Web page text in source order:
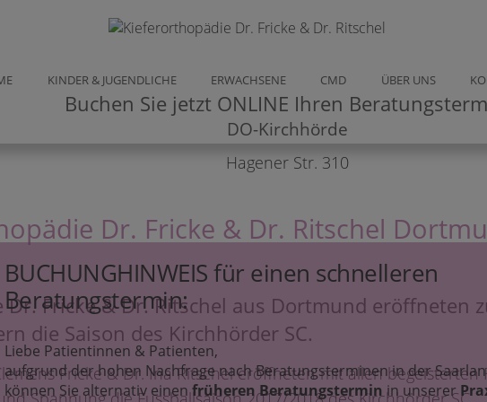
Buchen Sie jetzt ONLINE Ihren
DO-Kirchhörde
Hagener Str. 310
BUCHUNGHINWEIS für einen schnelleren
Beratungstermin:
Liebe Patientinnen & Patienten,
aufgrund der hohen Nachfrage nach Beratungsterminen in der
können Sie alternativ einen früheren Beratungstermin in unserer
KINDER & JUGENDLICHE ERWACHSENE CMD ÜBER UNS
Dr. Fricke & Dr. Ritschel
Dr. Fricke & Dr. Ritschel aus Dortmund eröffneten
die Saison des Kirchhörder SC.
Fricke & Dr. Ina Ritschel eröffneten mit allen begeisterten